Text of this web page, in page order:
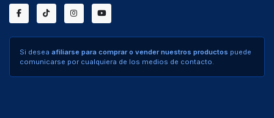
Si desea afiliarse para comprar o vender nuestros productos puede
comunicarse por cualquiera de los medios de contacto.